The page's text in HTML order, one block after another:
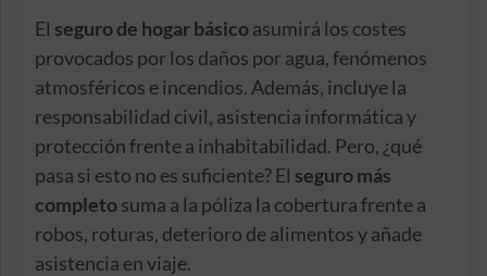
El seguro de hogar básicoasumirá los costes
provocados por los daños por agua, fenómenos
atmosféricos e incendios. Además, incluye la
responsabilidad civil, asistencia informática y
protección frente a inhabitabilidad. Pero, ¿qué
pasa si esto no es suficiente? El seguro más
completosuma a la póliza la cobertura frente a
robos, roturas, deterioro de alimentos y añade
asistencia en viaje.